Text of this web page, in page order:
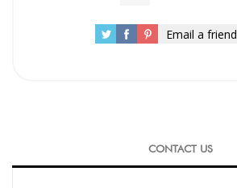
Email a friend
CONTACT US